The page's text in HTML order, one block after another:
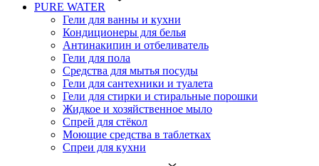
PURE WATER
Гели для ванны и кухни
Кондиционеры для белья
Антинакипин и отбеливатель
Гели для пола
Средства для мытья посуды
Гели для сантехники и туалета
Гели для стирки и стиральные порошки
Жидкое и хозяйственное мыло
Спрей для стёкол
Моющие средства в таблетках
Спреи для кухни